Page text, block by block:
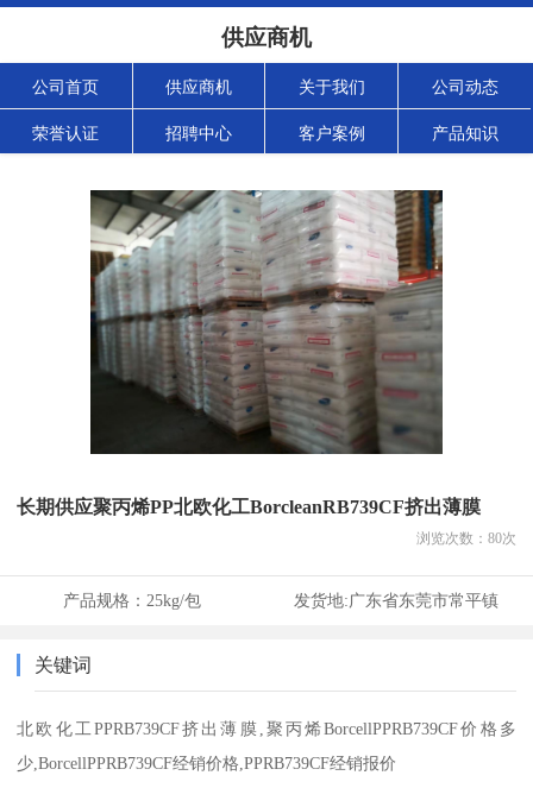
供应商机
公司首页 供应商机 关于我们 公司动态
荣誉认证 招聘中心 客户案例 产品知识
长期供应聚丙烯PP北欧化工BorcleanRB739CF挤出薄膜
浏览次数： 80次
产品规格： 25kg/包 发货地:广东省东莞市常平镇
关键词
北欧化工PPRB739CF挤出薄膜,聚丙烯BorcellPPRB739CF价格多
少,BorcellPPRB739CF经销价格,PPRB739CF经销报价